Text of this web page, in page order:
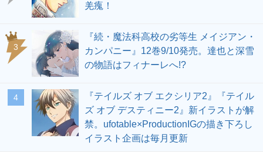
羌瘣！
3
『続・魔法科高校の劣等生 メイジアン・
カンパニー』12巻9/10発売。達也と深雪
の物語はフィナーレへ!?
4
『テイルズ オブ エクシリア2』『テイル
ズ オブ デスティニー2』新イラストが解
禁。ufotable×ProductionIGの描き下ろし
イラスト企画は毎月更新